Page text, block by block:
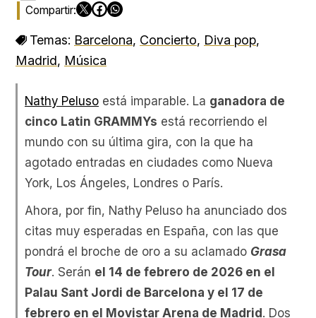
Temas: Barcelona, Concierto, Diva pop,
Madrid, Música
Nathy Peluso está imparable. La ganadora de
cinco Latin GRAMMYs está recorriendo el
mundo con su última gira, con la que ha
agotado entradas en ciudades como Nueva
York, Los Ángeles, Londres o París.
Ahora, por fin, Nathy Peluso ha anunciado dos
citas muy esperadas en España, con las que
pondrá el broche de oro a su aclamado Grasa
Tour. Serán el 14 de febrero de 2026 en el
Palau Sant Jordi de Barcelona y el 17 de
febrero en el Movistar Arena de Madrid. Dos